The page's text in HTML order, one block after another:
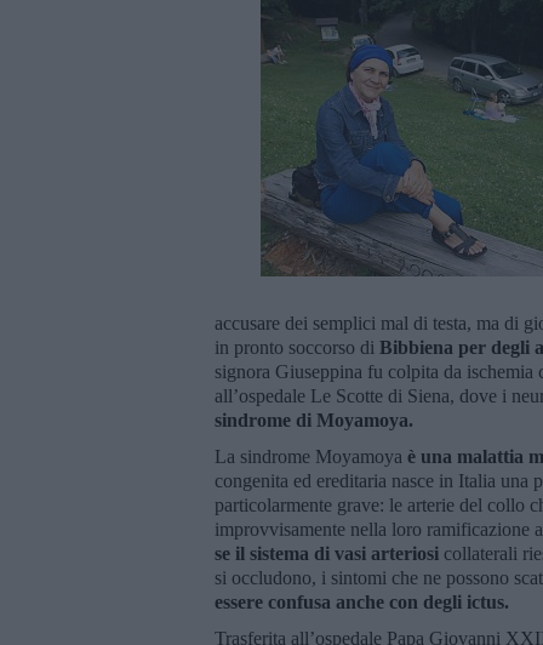
accusare dei semplici mal di testa, ma di
in pronto soccorso di Bibbiena per degli
signora Giuseppina fu colpita da ischemia
all’ospedale Le Scotte di Siena, dove i
sindrome di Moyamoya.
La sindrome Moyamoya è una malattia
congenita ed ereditaria nasce in Italia una
particolarmente grave: le arterie del collo
improvvisamente nella loro ramificazione
se il sistema di vasi arteriosi collaterali
si occludono, i sintomi che ne possono
essere confusa anche con degli ictus.
Trasferita all’ospedale Papa Giovanni